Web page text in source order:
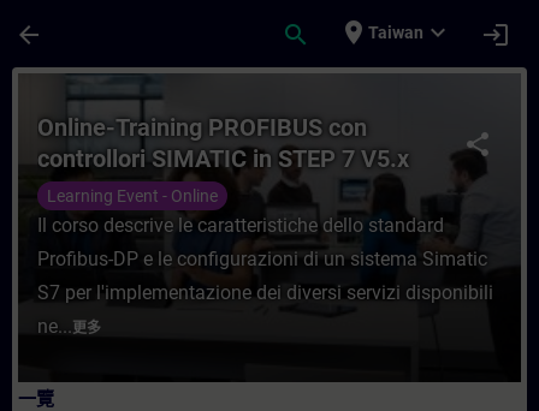
arrow_back search place Taiwan expand_more login
課程 - Online-Training PROFIBUS con
share
Online-Training PROFIBUS con
controllori SIMATIC in STEP 7 V5.x
Learning Event - Online
Il corso descrive le caratteristiche dello standard
Profibus-DP e le configurazioni di un sistema Simatic
S7 per l'implementazione dei diversi servizi disponibili
ne...更多
一覽